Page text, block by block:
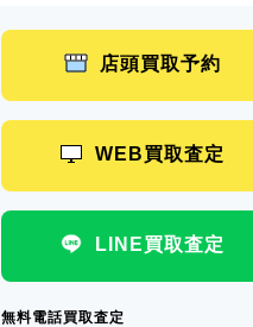
店頭買取予約
WEB買取査定
LINE買取査定
無料電話買取査定